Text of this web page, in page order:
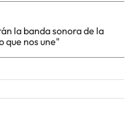
la banda sonora de la
que nos une"